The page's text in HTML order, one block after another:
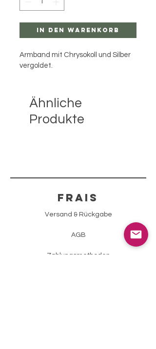
In den Warenkorb
Armband mit Chrysokoll und Silber
vergoldet.
Ähnliche
Produkte
FRAIS
Versand & Rückgabe
AGB
Zahlungsmethoden